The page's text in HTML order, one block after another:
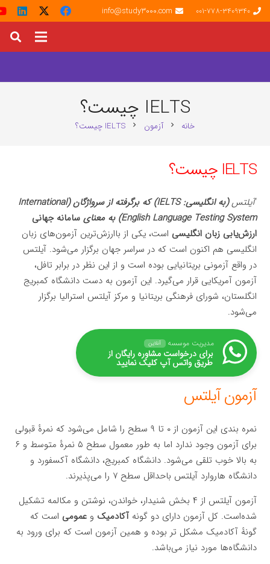
001-778-3409340
info@study3000.com
IELTS چیست؟
خانه chevron_right آزمون chevron_right IELTS چیست؟
IELTS چیست؟
‘آیلتس(به انگلیسی:IELTS
) که برگرفته از سرواژگان (International
English Language Testing System) به معنای
سامانه جهانی
ارزش‌یابی زبان انگلیسی است، یکی از باارزش‌ترین آزمون‌های زبان
انگلیسی هم اکنون است که در سراسر جهان برگزار می‌شود. آیلتس
در واقع آزمونی بریتانیایی بوده است و از این نظر در برابر تافل،
آزمون آمریکایی قرار می‌گیرد. این آزمون به دست دانشگاه کمبریج
انگلستان، شورای فرهنگی بریتانیا و مرکز آیلتس استرالیا برگزار
می‌شود.
مدیریت موسسه آنلاین
برای درخواست مشاوره رایگان از
طریق واتس آپ کلیک نمایید
آزمون آیلتس
نمره بندی این آزمون از ۰ تا ۹ سطح را شامل می‌شود که نمرهٔ قبولی
برای آزمون وجود ندارد اما به طور معمول سطح ۵ نمرهٔ متوسط و ۶
به بالا خوب تلقی می‌شود. دانشگاه کمبریج، دانشگاه آکسفورد و
دانشگاه هاروارد آیلتس باحداقل سطح ۷ را می‌پذیرند.
آزمون آیلتس از ۴ بخش شنیدار، خواندن، نوشتن و مکالمه تشکیل
شده‌است. کل آزمون دارای دو گونهآکادمیک وعمومی است که
گونهٔ آکادمیک مشکل تر بوده و همین آزمون است که برای ورود به
دانشگاه‌ها مورد نیاز می‌باشد.